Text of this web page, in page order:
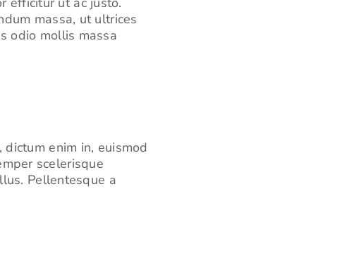
massa, ut ultrices
odio mollis massa
enim in, euismod
scelerisque
Pellentesque a